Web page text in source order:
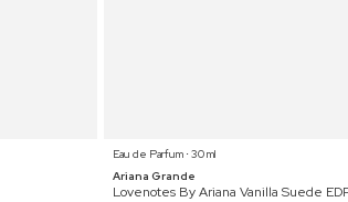
Eau de Parfum ⋅ 30 ml
Ariana Grande
Lovenotes By Ariana Vanilla Suede